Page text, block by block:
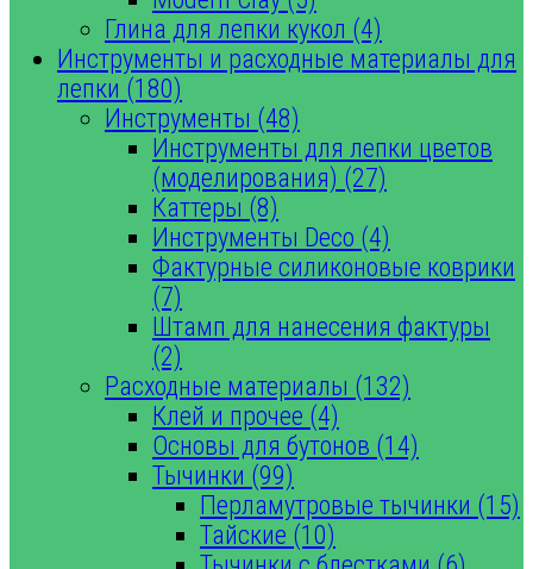
Глина для лепки кукол (4)
Инструменты и расходные материалы для
лепки (180)
Инструменты (48)
Инструменты для лепки цветов
(моделирования) (27)
Каттеры (8)
Инструменты Deco (4)
Фактурные силиконовые коврики
(7)
Штамп для нанесения фактуры
(2)
Расходные материалы (132)
Клей и прочее (4)
Основы для бутонов (14)
Тычинки (99)
Перламутровые тычинки (15)
Тайские (10)